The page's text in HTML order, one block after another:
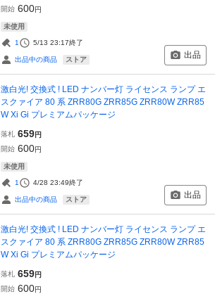
開始 600円
未使用
1 5/13 23:17終了
出品中の商品 ストア 出品
激白光! 交換式 ! LED ナンバー灯 ライセンス ランプ エ
スクァイア 80 系 ZRR80G ZRR85G ZRR80W ZRR85
W Xi Gi プレミアムパッケージ
落札 659円
開始 600円
未使用
1 4/28 23:49終了
出品中の商品 ストア 出品
激白光! 交換式 ! LED ナンバー灯 ライセンス ランプ エ
スクァイア 80 系 ZRR80G ZRR85G ZRR80W ZRR85
W Xi Gi プレミアムパッケージ
落札 659円
開始 600円